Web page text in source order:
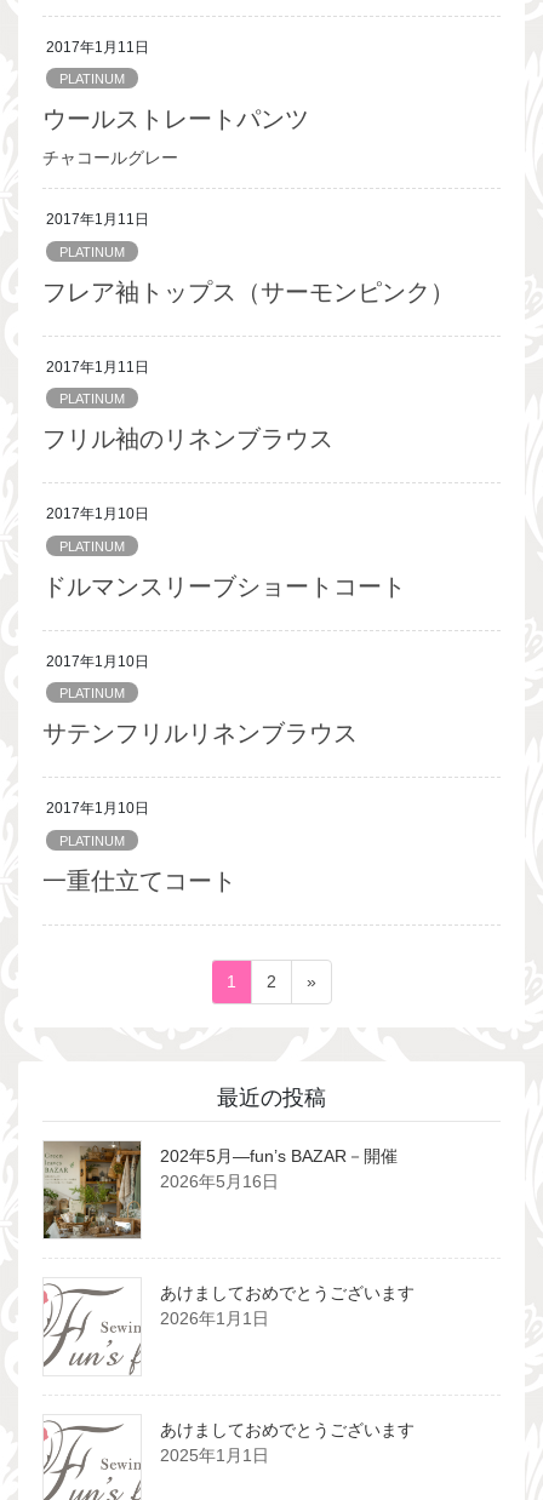
2017年1月11日
PLATINUM
ウールストレートパンツ
チャコールグレー
2017年1月11日
PLATINUM
フレア袖トップス（サーモンピンク）
2017年1月11日
PLATINUM
フリル袖のリネンブラウス
2017年1月10日
PLATINUM
ドルマンスリーブショートコート
2017年1月10日
PLATINUM
サテンフリルリネンブラウス
2017年1月10日
PLATINUM
一重仕立てコート
ー
ジ
送
り
ペ
ー
1
ペ
ー
2 »
最近の投稿
202年5月―fun’s BAZAR－開催
2026年5月16日
あけましておめでとうございます
2026年1月1日
あけましておめでとうございます
2025年1月1日